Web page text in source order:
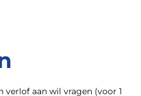
verlof aan wil vragen (voor 1